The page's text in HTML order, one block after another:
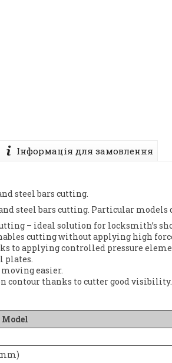
Інформація для замовлення
steel bars cutting.
steel bars cutting. Particular
– ideal solution for locksmith’s
cutting without applying high
to applying controlled pressure
plates.
easier.
contour thanks to cutter good visibility.
Model